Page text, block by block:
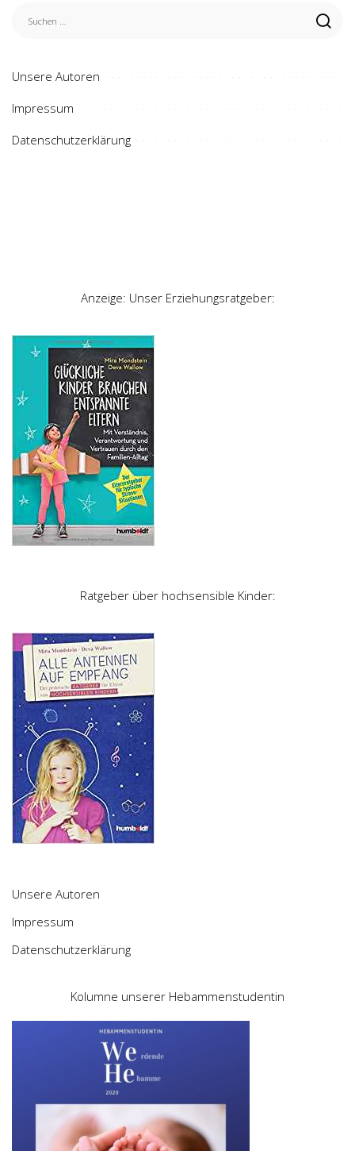
Unsere Autoren
Impressum
Datenschutzerklärung
Anzeige: Unser Erziehungsratgeber:
Ratgeber über hochsensible Kinder:
Unsere Autoren
Impressum
Datenschutzerklärung
Kolumne unserer Hebammenstudentin